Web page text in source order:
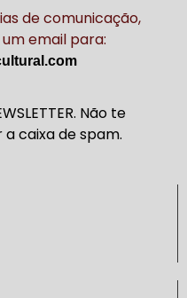
de comunicação,
email para:
Não te
caixa de spam.